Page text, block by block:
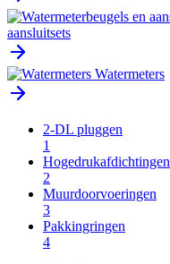
aansluitsets
Watermeters
2-DL pluggen
1
Hogedrukafdichtingen
2
Muurdoorvoeringen
3
Pakkingringen
4